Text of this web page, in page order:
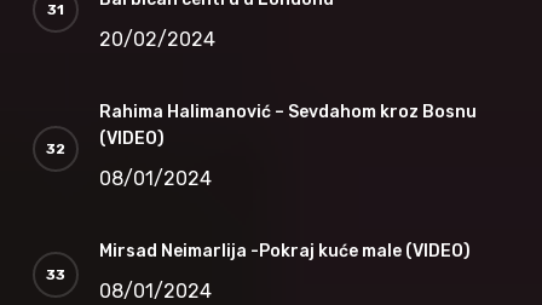
20/02/2024
Rahima Halimanović – Sevdahom kroz Bosnu
(VIDEO)
08/01/2024
Mirsad Neimarlija -Pokraj kuće male (VIDEO)
08/01/2024